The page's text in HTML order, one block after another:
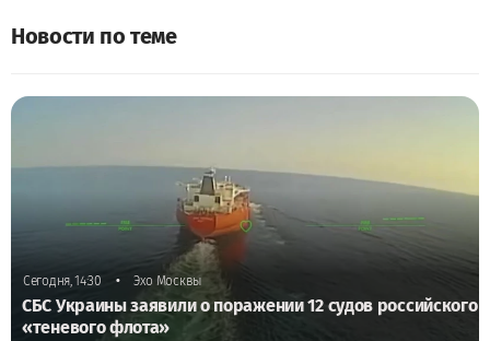
Новости по теме
Сегодня, 14:30 • Эхо Москвы
СБС Украины заявили о поражении 12 судов российского
«теневого флота»